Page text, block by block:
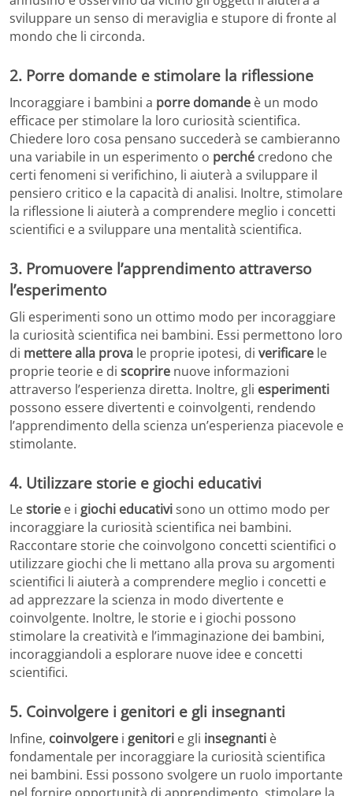
sviluppare un senso di meraviglia e stupore di fronte al
mondo che li circonda.
2. Porre domande e stimolare la riflessione
Incoraggiare i bambini a porre domande è un modo
efficace per stimolare la loro curiosità scientifica.
Chiedere loro cosa pensano succederà se cambieranno
una variabile in un esperimento o perché credono che
certi fenomeni si verifichino, li aiuterà a sviluppare il
pensiero critico e la capacità di analisi. Inoltre, stimolare
la riflessione li aiuterà a comprendere meglio i concetti
scientifici e a sviluppare una mentalità scientifica.
3. Promuovere l’apprendimento attraverso
l’esperimento
Gli esperimenti sono un ottimo modo per incoraggiare
la curiosità scientifica nei bambini. Essi permettono loro
di mettere alla prova le proprie ipotesi, di verificare le
proprie teorie e di scoprire nuove informazioni
attraverso l’esperienza diretta. Inoltre, gli esperimenti
possono essere divertenti e coinvolgenti, rendendo
l’apprendimento della scienza un’esperienza piacevole e
stimolante.
4. Utilizzare storie e giochi educativi
Lestorie e i giochi educativisono un ottimo modo per
incoraggiare la curiosità scientifica nei bambini.
Raccontare storie che coinvolgono concetti scientifici o
utilizzare giochi che li mettano alla prova su argomenti
scientifici li aiuterà a comprendere meglio i concetti e
ad apprezzare la scienza in modo divertente e
coinvolgente. Inoltre, le storie e i giochi possono
stimolare la creatività e l’immaginazione dei bambini,
incoraggiandoli a esplorare nuove idee e concetti
scientifici.
5. Coinvolgere i genitori e gli insegnanti
Infine, coinvolgere i genitori e gli insegnanti è
fondamentale per incoraggiare la curiosità scientifica
nei bambini. Essi possono svolgere un ruolo importante